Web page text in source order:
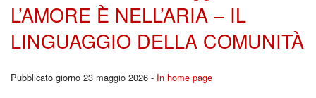
L’AMORE È NELL’ARIA – IL
LINGUAGGIO DELLA COMUNITÀ
Pubblicato giorno 23 maggio 2026 - In home page